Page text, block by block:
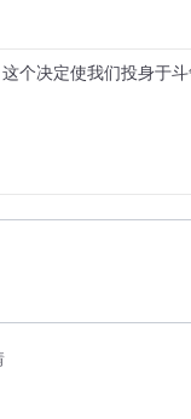
个决定使我们投身于